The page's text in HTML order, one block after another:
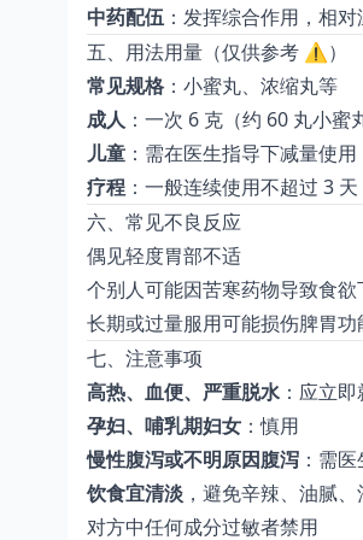
中药配伍 ：发挥综合作用，相对
五、用法用量（仅供参考 ⚠️）
常见规格 ：小蜜丸、浓缩丸等
成人 ：一次 6 克（约 60 丸小
儿童 ：需在医生指导下减量使用
疗程 ：一般连续使用不超过 3
六、常见不良反应
偶见轻度胃部不适
个别人可能因苦寒药物导致食欲
长期或过量服用可能损伤脾胃功
七、注意事项
高热、血便、严重脱水 ：应立
孕妇、哺乳期妇女 ：慎用
慢性腹泻或不明原因腹泻 ：需
饮食宜清淡 ，避免辛辣、油腻
对方中任何成分过敏者禁用